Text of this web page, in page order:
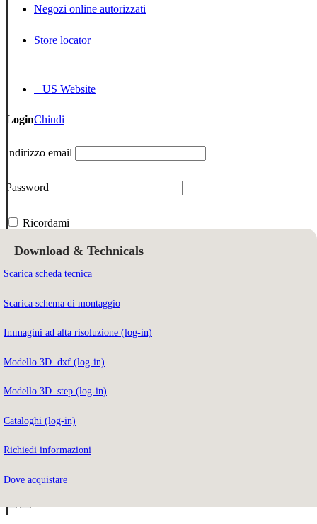
Download & Technicals
Scarica scheda tecnica
Scarica schema di montaggio
Immagini ad alta risoluzione (log-in)
Modello 3D .dxf (log-in)
Modello 3D .step (log-in)
Cataloghi (log-in)
Richiedi informazioni
Dove acquistare
Negozi online autorizzati
Store locator
US Website
LoginChiudi
Indirizzo email
Password
Ricordami
Per scaricare i contenuti devi essere registrato al nostro sito web.
Non sei ancora registrato?
Hai dimenticato la password?
Hai gli accessi?Clicca qui